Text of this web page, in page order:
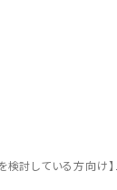
検討している方向け